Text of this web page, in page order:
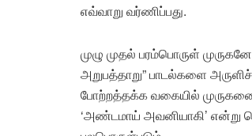
எவ்வாறு வர்ணிப்பது.
முழு முதல் பரம்பொருள்
அறுபத்தாறு” பாடல்களை
போற்றத்தக்க வகையில்
‘அண்டமாய் அவனியாகி’ என்று